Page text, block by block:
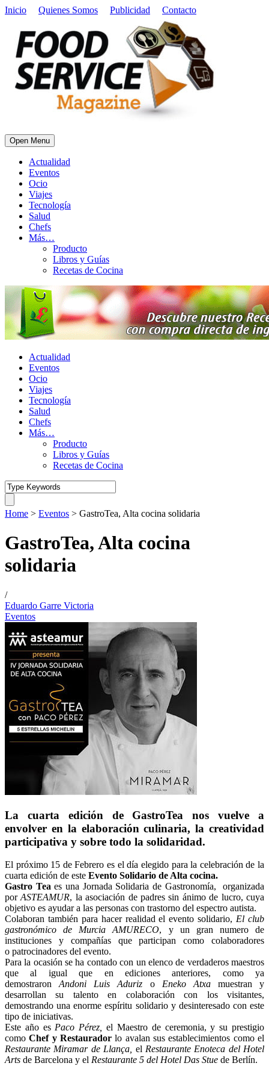
Inicio Quienes Somos Publicidad Contacto
Open Menu
Actualidad
Eventos
Ocio
Viajes
Tecnología
Salud
Chefs
Más…
Producto
Libros y Guías
Recetas de Cocina
Actualidad
Eventos
Ocio
Viajes
Tecnología
Salud
Chefs
Más…
Producto
Libros y Guías
Recetas de Cocina
Home > Eventos > GastroTea, Alta cocina solidaria
GastroTea, Alta cocina
solidaria
/
Eduardo Garre Victoria
Eventos
La cuarta edición de GastroTea nos vuelve a
envolver en la elaboración culinaria, la creatividad
participativa y sobre todo la solidaridad.
El próximo 15 de Febrero es el día elegido para la celebración de la
cuarta edición de este Evento Solidario de Alta cocina.
Gastro Tea es una Jornada Solidaria de Gastronomía, organizada
porASTEAMUR, la asociación de padres sin ánimo de lucro, cuya
objetivo es ayudar a las personas con trastorno del espectro autista.
Colaboran también para hacer realidad el evento solidario, El club
gastronómico de Murcia AMURECO, y un gran numero de
instituciones y compañías que participan como colaboradores
o patrocinadores del evento.
Para la ocasión se ha contado con un elenco de verdaderos maestros
que al igual que en ediciones anteriores, como ya
demostraronAndoni Luis Aduriz o Eneko Atxa muestran y
desarrollan su talento en colaboración con los visitantes,
demostrando una enorme espíritu solidario y desinteresado con este
tipo de iniciativas.
Este año es Paco Pérez,
el Maestro de ceremonia, y su prestigio
comoChef y Restauradorlo avalan sus establecimientos como el
Restaurante Miramar de Llança, el Restaurante Enoteca del Hotel
Arts de Barcelona y el Restaurante 5 del Hotel Das Stue de Berlín.